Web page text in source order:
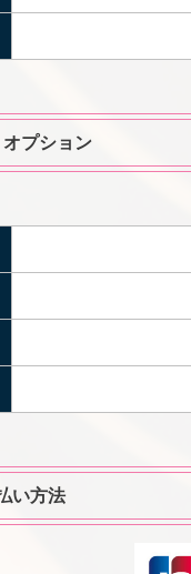
プション
い方法